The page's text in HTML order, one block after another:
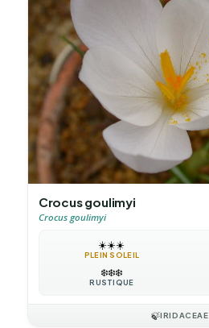
Crocus goulimyi
Crocus goulimyi
☀️☀️☀️
PLEIN SOLEIL
❄️❄️❄️
RUSTIQUE
🍃IRIDACEAE